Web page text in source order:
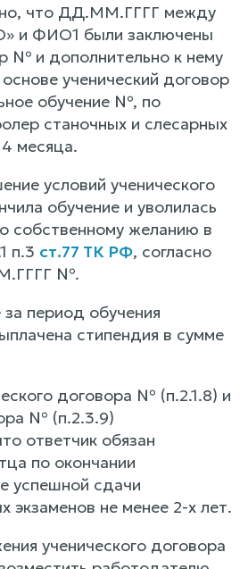
что ДД.ММ.ГГГГ между
и ФИО1 были заключены
№ и дополнительно к нему
ученический договор
обучение №, по
станочных и слесарных
месяца.
условий ученического
обучение и уволилась
собственному желанию в
п.3 ст.77 ТК РФ, согласно
№.
период обучения
стипендия в сумме
договора № (п.2.1.8) и
№ (п.2.3.9)
ответчик обязан
по окончании
успешной сдачи
экзаменов не менее 2-х лет.
ученического договора